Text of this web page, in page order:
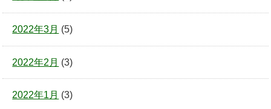
2022年3月 (5)
2022年2月 (3)
2022年1月 (3)